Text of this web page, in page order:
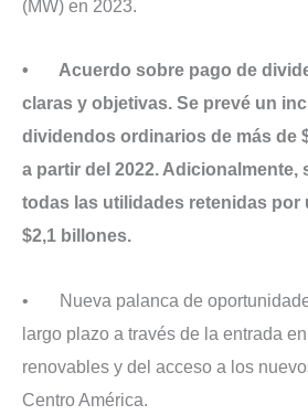
(MW) en 2023.
• Acuerdo sobre pago de
claras y objetivas. Se prevé un
dividendos ordinarios de más de
a partir del 2022. Adicionalmente,
todas las utilidades retenidas por
$2,1 billones.
• Nueva palanca de
largo plazo a través de la entrada
renovables y del acceso a los
Centro América.